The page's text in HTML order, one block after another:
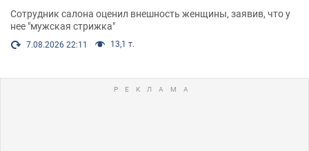
Сотрудник салона оценил внешность женщины, заявив, что у
нее "мужская стрижка"
7.08.2026 22:11 13,1 т.